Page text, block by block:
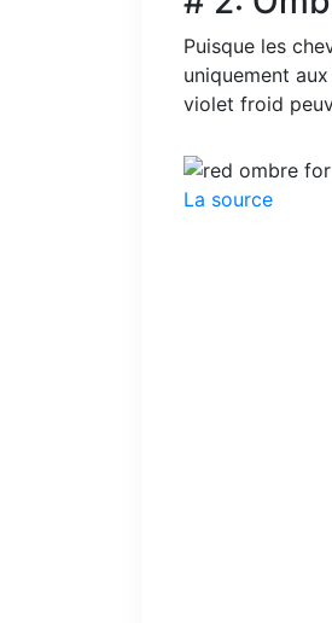
Puisque les
uniquement
violet froid
La source